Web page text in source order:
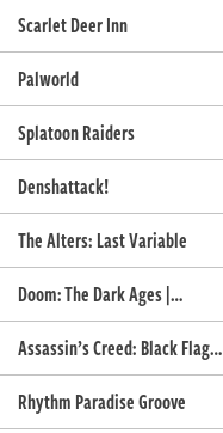
Scarlet Deer Inn
Palworld
Splatoon Raiders
Denshattack!
The Alters: Last Variable
Doom: The Dark Ages |…
Assassin’s Creed: Black Flag…
Rhythm Paradise Groove